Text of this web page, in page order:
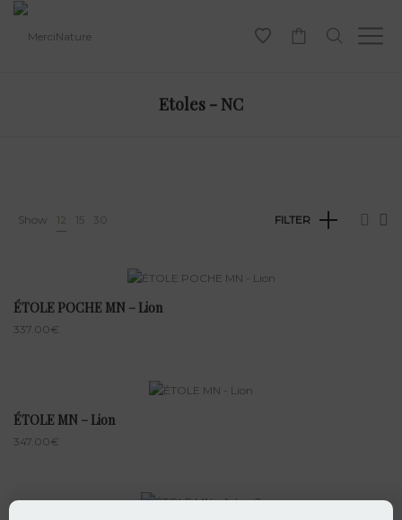
Etoles - NC
Show 12 15 30 FILTER
ÉTOLE POCHE MN – Lion
337.00€
ÉTOLE MN – Lion
347.00€